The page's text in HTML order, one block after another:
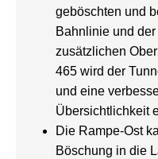
geböschten und
Bahnlinie und
zusätzlichen
465 wird der
und eine
Übersichtlichkeit
Die Rampe-Ost
Böschung in die